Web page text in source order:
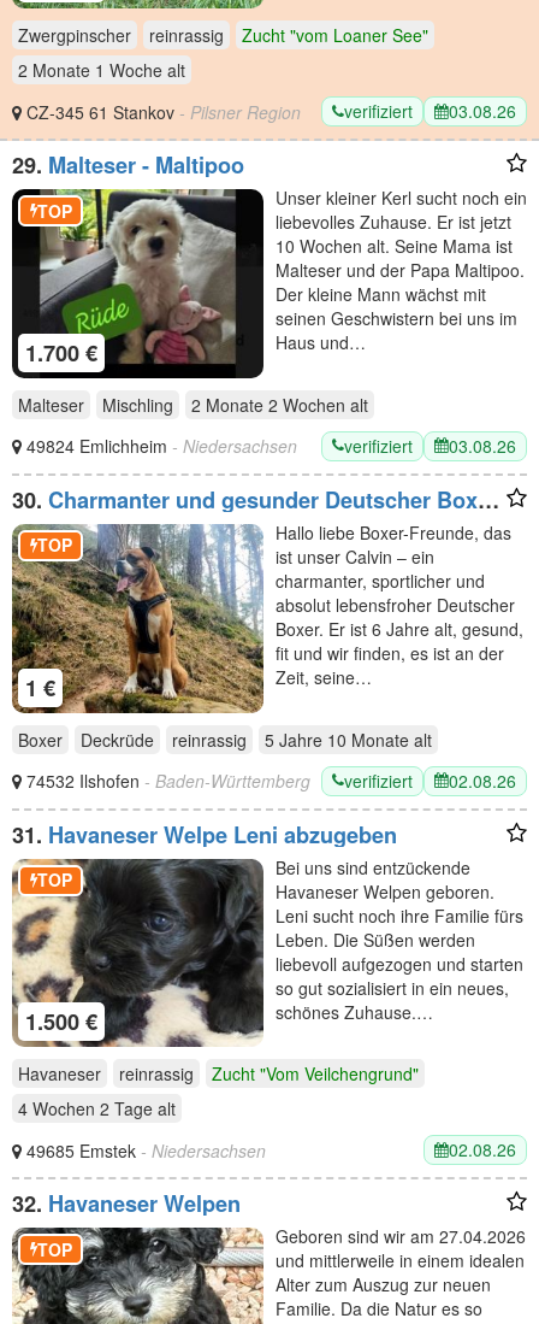
Zwergpinscher reinrassig
Zucht "vom Loaner See"
2 Monate 1 Woche alt
CZ-345 61 Stankov - Pilsner Region verifiziert 03.08.26
29. Malteser - Maltipoo
1.700 €
TOP
Unser kleiner Kerl sucht noch ein
liebevolles Zuhause. Er ist jetzt
10 Wochen alt. Seine Mama ist
Malteser und der Papa Maltipoo.
Der kleine Mann wächst mit
seinen Geschwistern bei uns im
Haus und…
Malteser Mischling 2 Monate 2 Wochen alt
49824 Emlichheim - Niedersachsen verifiziert 03.08.26
30. Charmanter und gesunder Deutscher Boxer
Deckrüde sucht passende Boxer-Hündin
1 €
TOP
Hallo liebe Boxer-Freunde, das
ist unser Calvin – ein
charmanter, sportlicher und
absolut lebensfroher Deutscher
Boxer. Er ist 6 Jahre alt, gesund,
fit und wir finden, es ist an der
Zeit, seine…
Boxer Deckrüde reinrassig 5 Jahre 10 Monate alt
74532 Ilshofen - Baden-Württemberg verifiziert 02.08.26
31. Havaneser Welpe Leni abzugeben
1.500 €
TOP
Bei uns sind entzückende
Havaneser Welpen geboren.
Leni sucht noch ihre Familie fürs
Leben. Die Süßen werden
liebevoll aufgezogen und starten
so gut sozialisiert in ein neues,
schönes Zuhause.…
Havaneser reinrassig
Zucht "Vom Veilchengrund"
4 Wochen 2 Tage alt
49685 Emstek - Niedersachsen 02.08.26
32. Havaneser Welpen
TOP
Geboren sind wir am 27.04.2026
und mittlerweile in einem idealen
Alter zum Auszug zur neuen
Familie. Da die Natur es so